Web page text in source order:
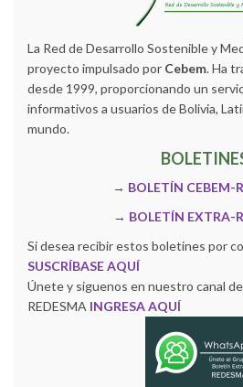
La Red de Desarrollo Sostenible y
proyecto impulsado por Cebem. Ha
desde 1999, proporcionando un
informativos a usuarios de Bolivia,
mundo.
→ BOLETÍN CEBEM-
→ BOLETÍN EXTRA-
Si desea recibir estos boletines por
SUSCRÍBASE AQUÍ
Únete y siguenos en nuestro canal
REDESMA INGRESA AQUÍ